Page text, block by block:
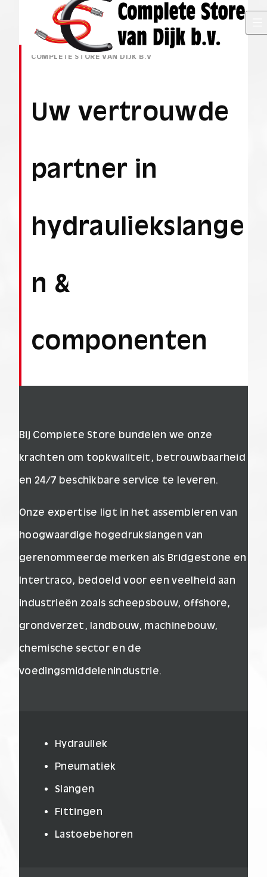
COMPLETE STORE VAN DIJK B.V
Uw vertrouwde
partner in
hydrauliekslange
n &
componenten
Bij Complete Store bundelen we onze
krachten om topkwaliteit, betrouwbaarheid
en 24/7 beschikbare service te leveren.
Onze expertise ligt in het assembleren van
hoogwaardige hogedrukslangen van
gerenommeerde merken als Bridgestone en
Intertraco, bedoeld voor een veelheid aan
industrieën zoals scheepsbouw, offshore,
grondverzet, landbouw, machinebouw,
chemische sector en de
voedingsmiddelenindustrie.
Hydrauliek
Pneumatiek
Slangen
Fittingen
Lastoebehoren